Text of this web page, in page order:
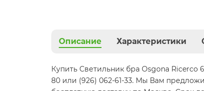
Описание Характеристики
Купить Светильник бра Osgona Ricerco
80 или (926) 062-61-33. Мы Вам